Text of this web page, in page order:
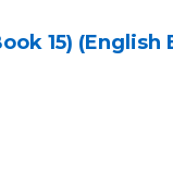
15) (English